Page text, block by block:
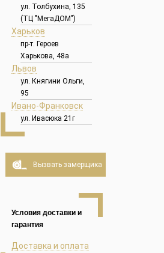
ул. Толбухина, 135
(ТЦ "МегаДОМ")
Харьков
пр-т. Героев
Харькова, 48а
Львов
ул. Княгини Ольги,
95
Ивано-Франковск
ул. Ивасюка 21г
Вызвать замерщика
Условия доставки и
гарантия
Доставка и оплата